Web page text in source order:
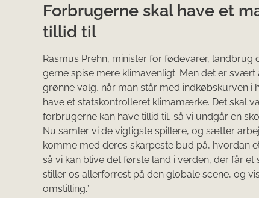
Forbrugerne skal have et
tillid til
Rasmus Prehn, minister for fødevarer, landbrug
gerne spise mere klimavenligt. Men det er
grønne valg, når man står med indkøbskurven i
have et statskontrolleret klimamærke. Det skal
forbrugerne kan have tillid til, så vi undgår en
Nu samler vi de vigtigste spillere, og sætter
komme med deres skarpeste bud på, hvordan
så vi kan blive det første land i verden, der får
stiller os allerforrest på den globale scene, og
omstilling.”